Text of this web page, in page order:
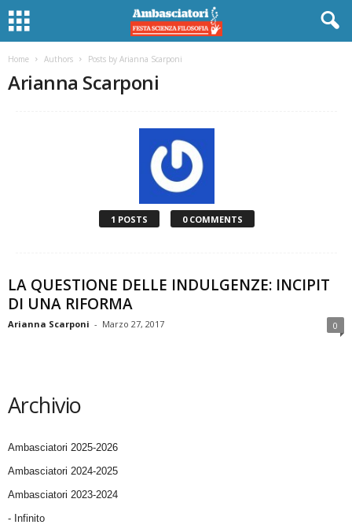
Home Authors Posts by Arianna Scarponi
Arianna Scarponi
1 POSTS 0 COMMENTS
LA QUESTIONE DELLE INDULGENZE: INCIPIT
DI UNA RIFORMA
Arianna Scarponi - Marzo 27, 2017 0
Archivio
Ambasciatori 2025-2026
Ambasciatori 2024-2025
Ambasciatori 2023-2024
- Infinito